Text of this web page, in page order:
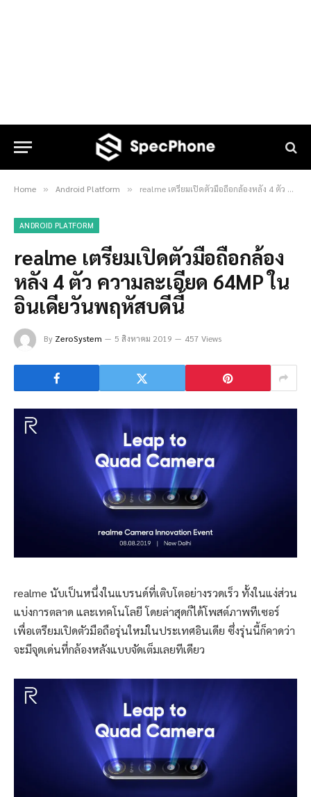
Home » Android Platform » realme เตรียมเปิดตัวมือถือกล้องหลัง 4 ตัว ความละเอียด 64MP ในอินเดียวันพฤหัสบดีนี้
ANDROID PLATFORM
realme เตรียมเปิดตัวมือถือกล้อง
หลัง 4 ตัว ความละเอียด 64MP ใน
อินเดียวันพฤหัสบดีนี้
By ZeroSystem 5 สิงหาคม 2019 457 Views
realme นับเป็นหนึ่งในแบรนด์ที่เติบโตอย่างรวดเร็ว ทั้งในแง่ส่วน
แบ่งการตลาด และเทคโนโลยี โดยล่าสุดก็ได้โพสต์ภาพทีเซอร์
เพื่อเตรียมเปิดตัวมือถือรุ่นใหม่ในประเทศอินเดีย ซึ่งรุ่นนี้ก็คาดว่า
จะมีจุดเด่นที่กล้องหลังแบบจัดเต็มเลยทีเดียว